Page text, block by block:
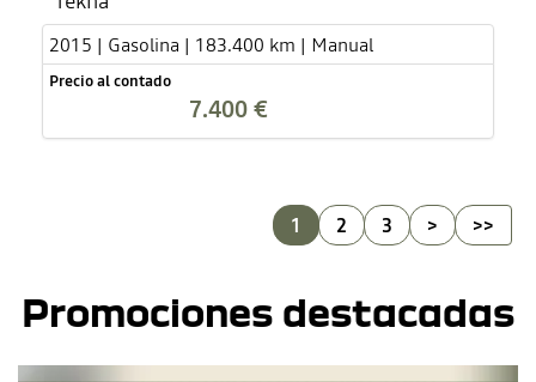
2015 | Gasolina | 183.400 km | Manual
Precio al contado
7.400 €
1 2 3 > >>
Promociones destacadas